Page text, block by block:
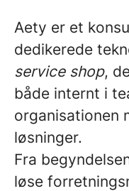
Aety er et
dedikerede
service shop,
både internt i
organisationen
løsninger.
Fra
løse